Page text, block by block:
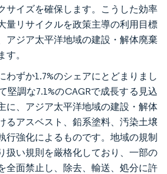
サイズを確保します。こうした効率
量リサイクルを政策主導の利用目標
アジア太平洋地域の建設・解体廃棄
。
わずか1.7%のシェアにとどまりまし
堅調な7.1%のCAGRで成長する見込
に、アジア太平洋地域の建設・解体
るアスベスト、鉛系塗料、汚染土壌
行強化によるものです。地域の規制
扱い規則を厳格化しており、一部の
全面禁止し、除去、輸送、処分に許